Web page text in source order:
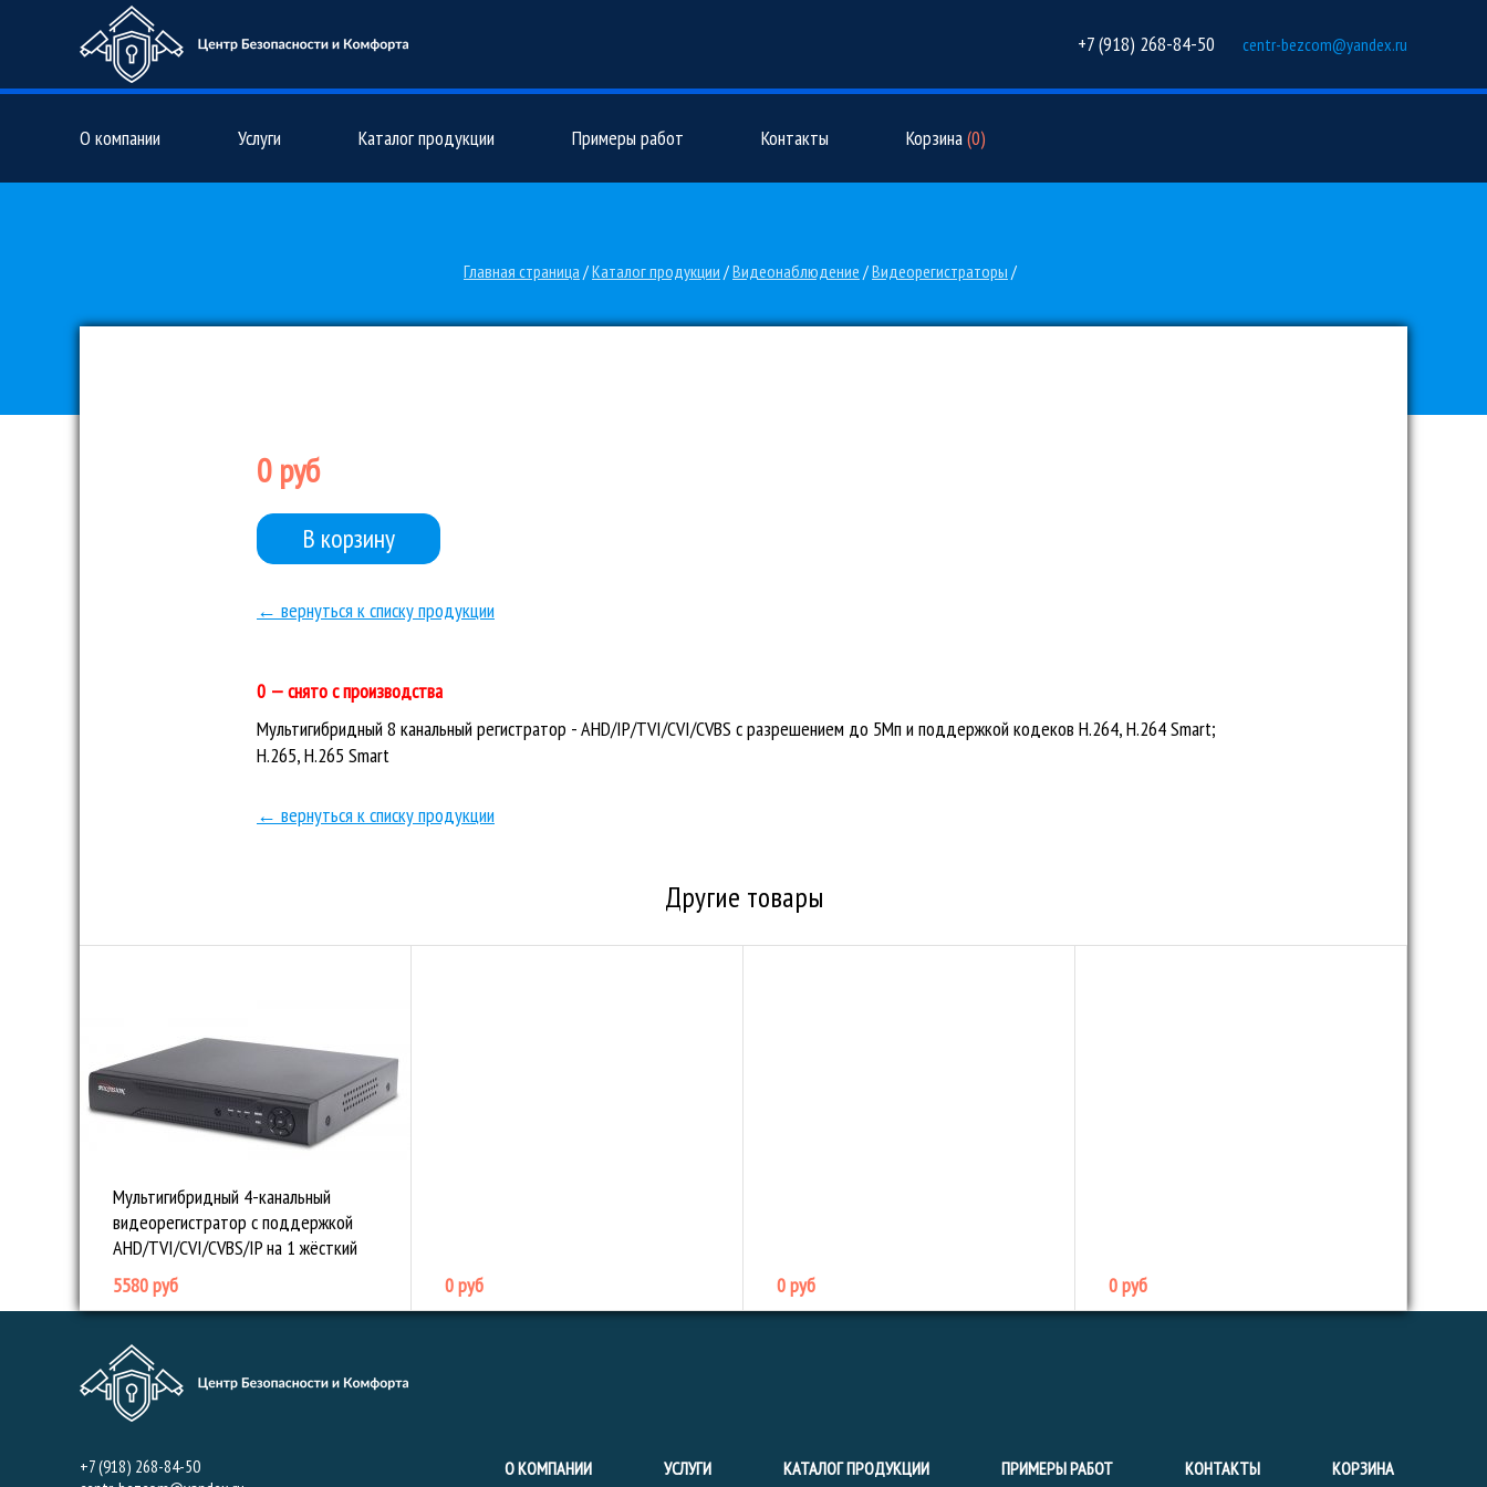
centr-bezcom@yandex.ru
+7 (918) 268-84-50
О компании Услуги Каталог продукции Примеры работ Контакты Корзина(0)
Главная страница /Каталог продукции /Видеонаблюдение /Видеорегистраторы /
0 руб
В корзину
← вернуться к списку продукции
0 — снято с производства
Мультигибридный 8 канальный регистратор - AHD/IP/TVI/CVI/CVBS с разрешением до 5Мп и поддержкой кодеков H.264, H.264 Smart;
H.265, H.265 Smart
← вернуться к списку продукции
Другие товары
Мультигибридный 4-канальный
видеорегистратор с поддержкой
AHD/TVI/CVI/CVBS/IP на 1 жёсткий
диск
5580 руб 0 руб 0 руб 0 руб
+7 (918) 268-84-50
О КОМПАНИИ УСЛУГИ КАТАЛОГ ПРОДУКЦИИ ПРИМЕРЫ РАБОТ КОНТАКТЫ КОРЗИНА